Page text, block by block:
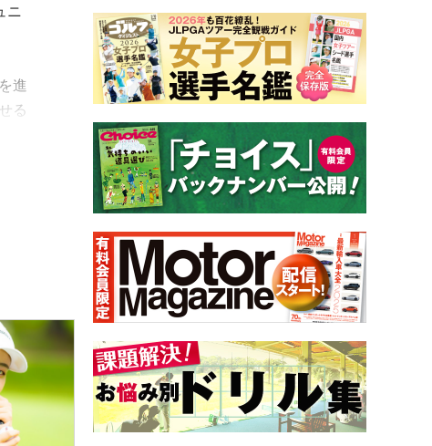
ニ
進
る